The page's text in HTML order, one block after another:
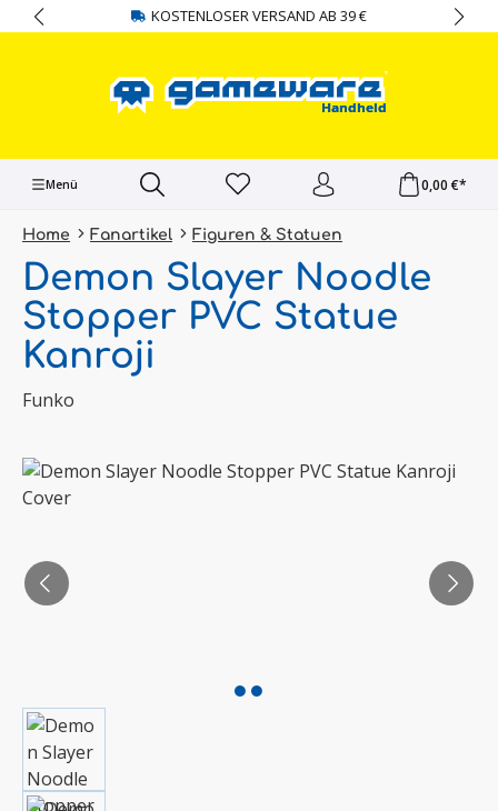
springen KOSTENLOSER VERSAND AB 39 €
Menü 0,00 €*
Home Fanartikel Figuren & Statuen
Demon Slayer Noodle
Stopper PVC Statue
Kanroji
Funko
Bildergalerie überspringen